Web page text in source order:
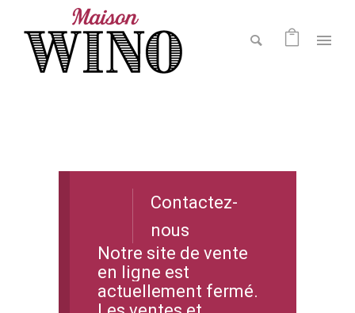
Contactez-
nous
Notre site de vente
en ligne est
actuellement fermé.